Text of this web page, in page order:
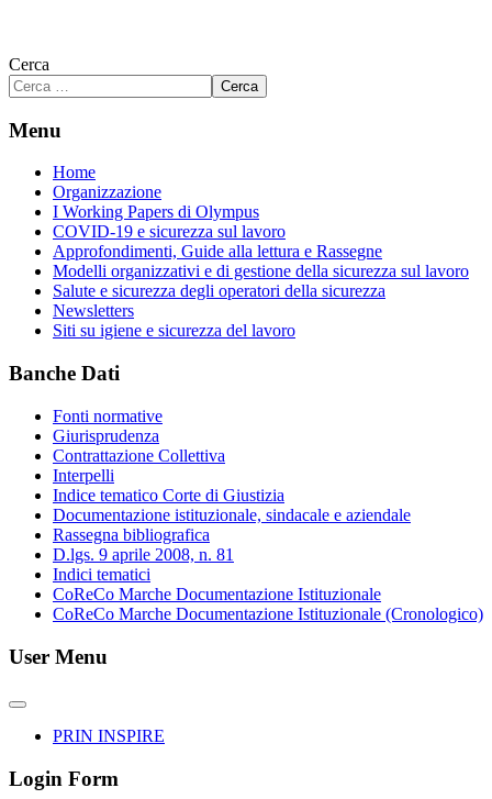
Cerca
Cerca
Menu
Home
Organizzazione
I Working Papers di Olympus
COVID-19 e sicurezza sul lavoro
Approfondimenti, Guide alla lettura e Rassegne
Modelli organizzativi e di gestione della sicurezza sul lavoro
Salute e sicurezza degli operatori della sicurezza
Newsletters
Siti su igiene e sicurezza del lavoro
Banche Dati
Fonti normative
Giurisprudenza
Contrattazione Collettiva
Interpelli
Indice tematico Corte di Giustizia
Documentazione istituzionale, sindacale e aziendale
Rassegna bibliografica
D.lgs. 9 aprile 2008, n. 81
Indici tematici
CoReCo Marche Documentazione Istituzionale
CoReCo Marche Documentazione Istituzionale (Cronologico)
User Menu
PRIN INSPIRE
Login Form